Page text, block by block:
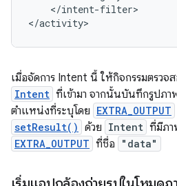
</intent-filter>
</activity>
เมื่อจัดการ Intent นี้ ให้กิจกรรมตรวจ
Intent ที่เข้ามา จากนั้นบันทึกรูปภา
ตำแหน่งที่ระบุโดย EXTRA_OUTPUT
setResult() ด้วย Intent ที่มีภ
EXTRA_OUTPUT ที่ชื่อ "data"